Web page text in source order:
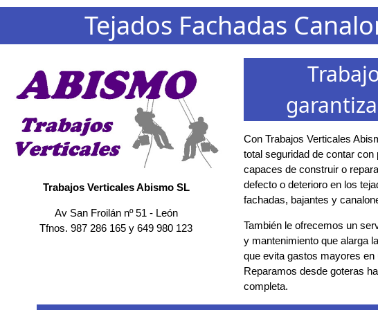
Tejados Fachadas
Trabajos Verticales Abismo SL
Av San Froilán nº 51 - León
Tfnos.987 286 165 y649 980 123
Con Trabajos Verticales
total seguridad de contar con
capaces de construir o
defecto o deterioro en los
fachadas, bajantes y
También le ofrecemos un
y mantenimiento que alarga
que evita gastos mayores en
Reparamos desde goteras
completa.